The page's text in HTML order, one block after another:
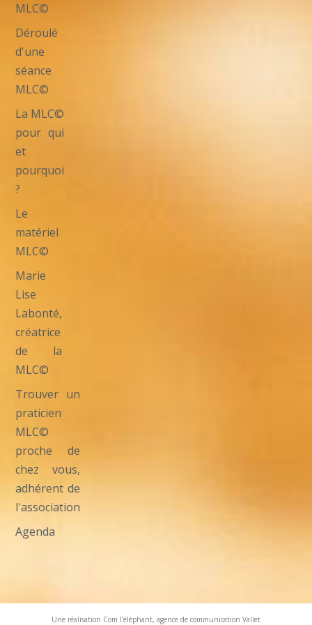
MLC©
Déroulé
d'une
séance
MLC©
La MLC©
pour qui
et
pourquoi
?
Le
matériel
MLC©
Marie
Lise
Labonté,
créatrice
de la
MLC©
Trouver un
praticien
MLC©
proche de
chez vous,
adhérent de
l'association
Agenda
Une réalisation Com l'éléphant, agence de communication Vallet